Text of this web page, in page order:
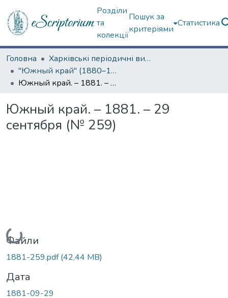
Розділи
та
колекції
Пошук за
критеріями
Статистика
Головна
Харківські періодичні видання
"Южный край" (1880–1919 гг.)
Южный край. – 1881. – 29 сентября (№ 259)
Южный край. – 1881. – 29
сентября (№ 259)
Вантажиться...
Файли
1881-259.pdf(42,44 MB)
Дата
1881-09-29